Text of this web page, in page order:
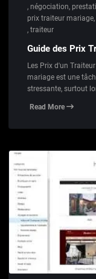
, négociation,
prix traiteur mariage,
, traiteur
Guide des Prix
Les Prix d'un
mariage est une
stressante, surtout
Read More